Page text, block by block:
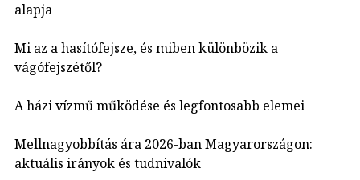
alapja
Mi az a hasítófejsze, és miben különbözik a
vágófejszétől?
A házi vízmű működése és legfontosabb elemei
Mellnagyobbítás ára 2026-ban Magyarországon:
aktuális irányok és tudnivalók